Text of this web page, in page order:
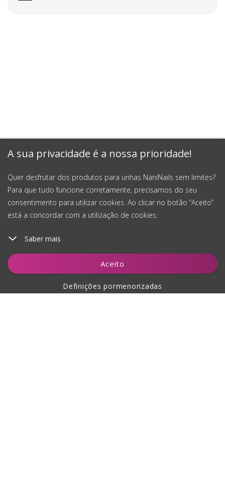
A sua privacidade é a nossa prioridade!
Quer desfrutar dos produtos para unhas NaniNails sem limites?
Para que tudo funcione corretamente, precisamos do seu
consentimento para utilizar cookies. Ao clicar no botão “Aceito”
está a concordar com a utilização de cookies.
Saber mais
Aceito
Definições pormenorizadas
Adicionar ao carrinho